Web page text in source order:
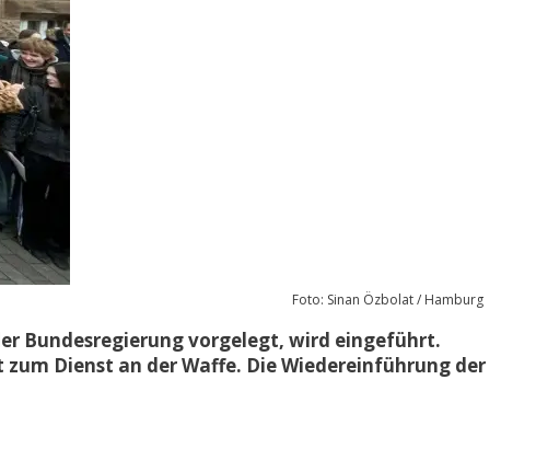
Foto: Sinan Özbolat / Hamburg
Bundesregierung vorgelegt, wird eingeführt.
Dienst an der Waffe. Die Wiedereinführung der